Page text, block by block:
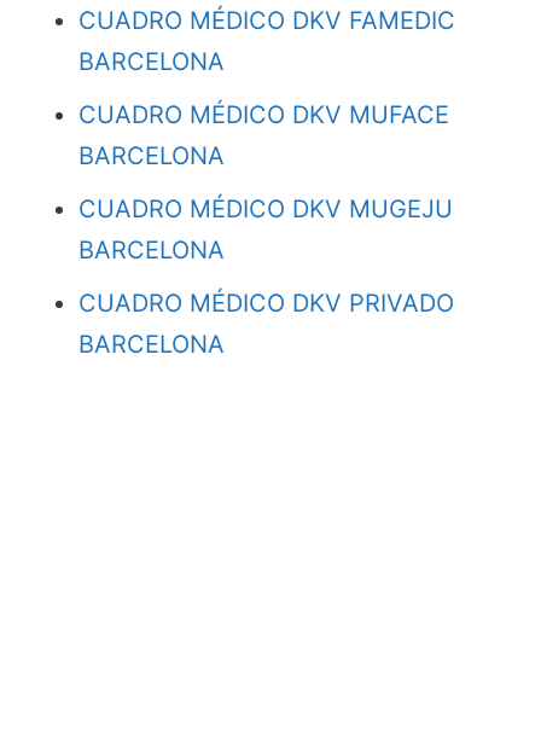
CUADRO MÉDICO DKV FAMEDIC
BARCELONA
CUADRO MÉDICO DKV MUFACE
BARCELONA
CUADRO MÉDICO DKV MUGEJU
BARCELONA
CUADRO MÉDICO DKV PRIVADO
BARCELONA